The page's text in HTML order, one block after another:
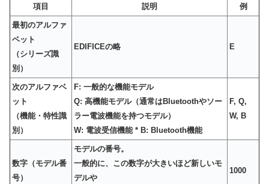
項目 説明 例
最初のアルファ
ベット
（シリーズ識
別）
EDIFICEの略 E
次のアルファベ
ット
（機能・特性識
別）
F: 一般的な機能モデル
Q: 高機能モデル（通常はBluetoothやソー
ラー電波機能を持つモデル）
W: 電波受信機能 * B: Bluetooth機能
F, Q,
W, B
数字（モデル番
号）
モデルの番号。
一般的に、この数字が大きいほど新しいモ
デルや
1000